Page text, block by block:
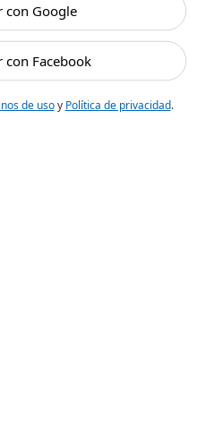
con Google
con Facebook
de usoy Política de privacidad.